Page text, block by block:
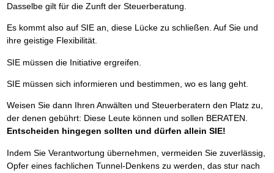
Dasselbe gilt für die Zunft der Steuerberatung.
Es kommt also auf SIE an, diese Lücke zu schließen. Auf Sie und
ihre geistige Flexibilität.
SIE müssen die Initiative ergreifen.
SIE müssen sich informieren und bestimmen, wo es lang geht.
Weisen Sie dann Ihren Anwälten und Steuerberatern den Platz zu,
der denen gebührt: Diese Leute können und sollen BERATEN.
Entscheiden hingegen sollten und dürfen allein SIE!
Indem Sie Verantwortung übernehmen, vermeiden Sie zuverlässig,
Opfer eines fachlichen Tunnel-Denkens zu werden, das stur nach